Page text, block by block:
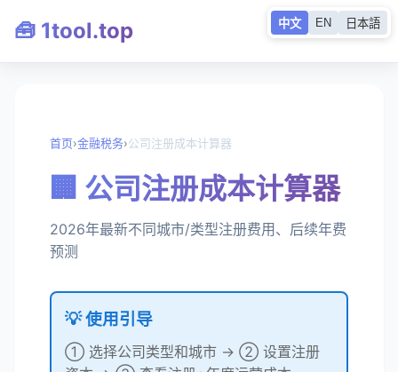
中文 EN 日本語
🧰 1tool.top
首页›金融税务›公司注册成本计算器
🏢 公司注册成本计算器
2026年最新不同城市/类型注册费用、后续年费
预测
💡 使用引导
① 选择公司类型和城市 → ② 设置注册